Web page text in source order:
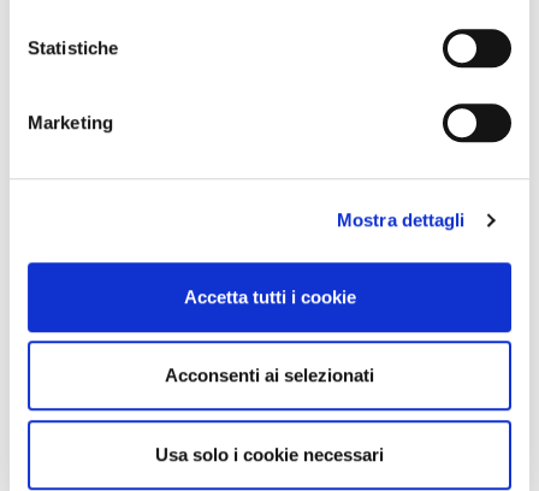
Statistiche
Marketing
Mostra dettagli
Accetta tutti i cookie
Acconsenti ai selezionati
Usa solo i cookie necessari
59,60 €
OUTLET